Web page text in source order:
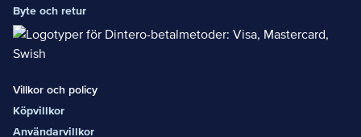
Byte och retur
Villkor och policy
Köpvillkor
Användarvillkor